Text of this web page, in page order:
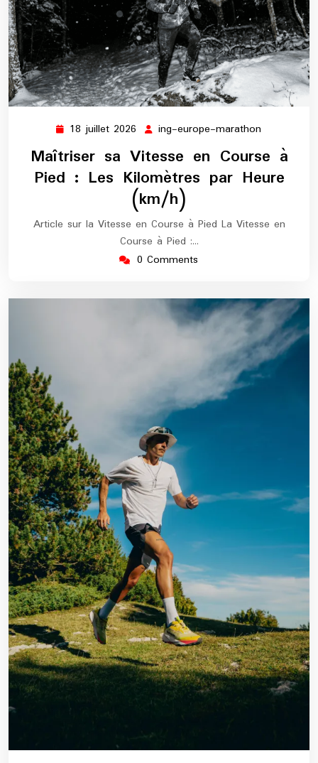
18 juillet 2026 18
juillet
2026
ing-europe-marathon
europe-
marathon
Maîtriser sa Vitesse en Course à
Pied : Les Kilomètres par Heure
(km/h)
Article sur la Vitesse en Course à Pied La Vitesse en
Course à Pied :…
0 Comments